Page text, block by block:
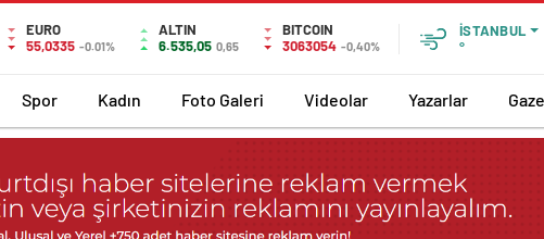
EURO
55,0335 -0.01%
ALTIN
6.535,05 0,65
BITCOIN
3063054 -0,40%
İSTANBUL
°
Spor Kadın Foto Galeri Videolar Yazarlar